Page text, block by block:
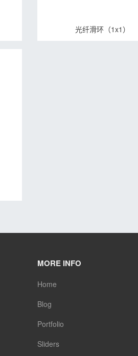
光纤滑环（1x1）
MORE INFO
Home
Blog
Portfolio
Sliders